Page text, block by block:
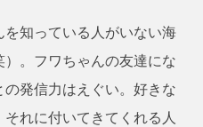
知っている人がいない海
。フワちゃんの友達にな
発信力はえぐい。好きな
れに付いてきてくれる人